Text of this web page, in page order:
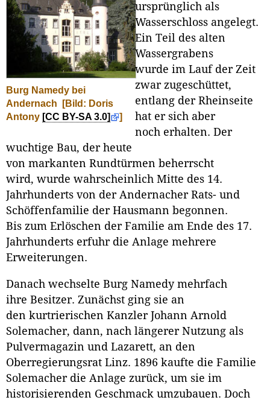
Burg Namedy bei
Andernach
[Bild: Doris
Antony [CC BY-SA 3.0] ]
ursprünglich als
Wasserschloss angelegt.
Ein Teil des alten
Wassergrabens
wurde im Lauf der Zeit
zwar zugeschüttet,
entlang der Rheinseite
hat er sich aber
noch erhalten. Der
wuchtige Bau, der heute
von markanten Rundtürmen beherrscht
wird, wurde wahrscheinlich Mitte des 14.
Jahrhunderts von der Andernacher Rats- und
Schöffenfamilie der Hausmann begonnen.
Bis zum Erlöschen der Familie am Ende des 17.
Jahrhunderts erfuhr die Anlage mehrere
Erweiterungen.
Danach wechselte Burg Namedy mehrfach
ihre Besitzer. Zunächst ging sie an
den kurtrierischen Kanzler Johann Arnold
Solemacher, dann, nach längerer Nutzung als
Pulvermagazin und Lazarett, an den
Oberregierungsrat Linz. 1896 kaufte die Familie
Solemacher die Anlage zurück, um sie im
historisierenden Geschmack umzubauen. Doch